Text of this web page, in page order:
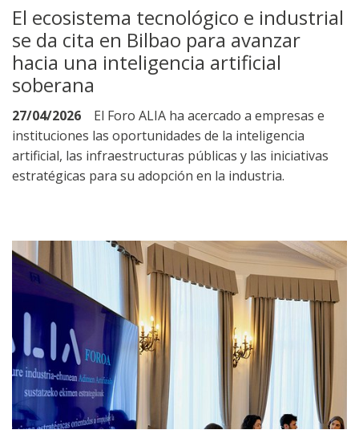
El ecosistema tecnológico e industrial
se da cita en Bilbao para avanzar
hacia una inteligencia artificial
soberana
27/04/2026
El Foro ALIA ha acercado a empresas e
instituciones las oportunidades de la inteligencia
artificial, las infraestructuras públicas y las iniciativas
estratégicas para su adopción en la industria.